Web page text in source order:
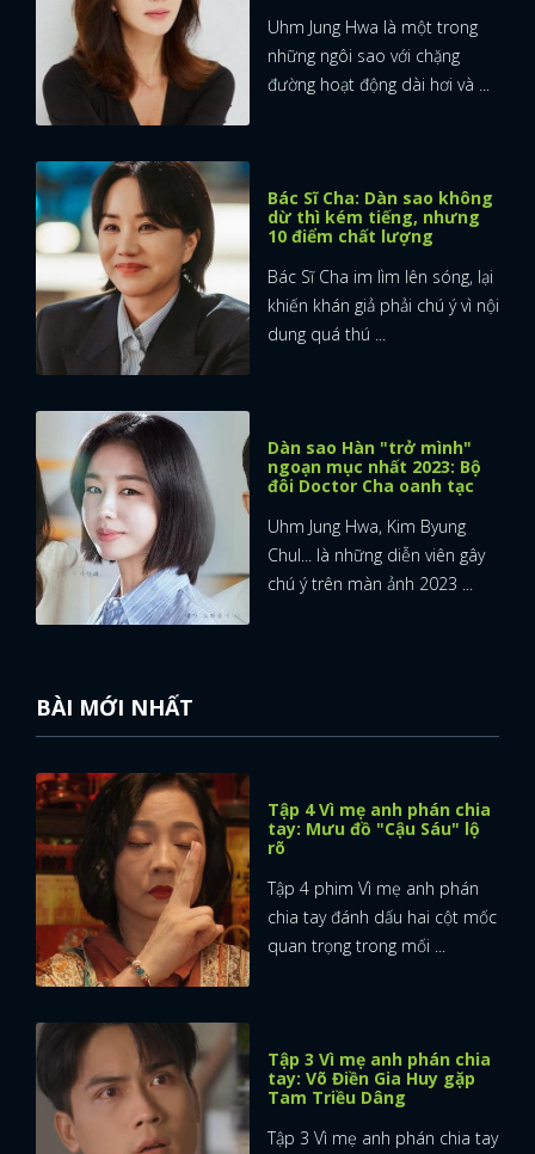
Uhm Jung Hwa là một trong
những ngôi sao với chặng
đường hoạt động dài hơi và ...
Bác Sĩ Cha: Dàn sao không
dừ thì kém tiếng, nhưng
10 điểm chất lượng
Bác Sĩ Cha im lìm lên sóng, lại
khiến khán giả phải chú ý vì nội
dung quá thú ...
Dàn sao Hàn "trở mình"
ngoạn mục nhất 2023: Bộ
đôi Doctor Cha oanh tạc
Uhm Jung Hwa, Kim Byung
Chul... là những diễn viên gây
chú ý trên màn ảnh 2023 ...
BÀI MỚI NHẤT
Tập 4 Vì mẹ anh phán chia
tay: Mưu đồ "Cậu Sáu" lộ
rõ
Tập 4 phim Vì mẹ anh phán
chia tay đánh dấu hai cột mốc
quan trọng trong mối ...
Tập 3 Vì mẹ anh phán chia
tay: Võ Điền Gia Huy gặp
Tam Triều Dâng
Tập 3 Vì mẹ anh phán chia tay